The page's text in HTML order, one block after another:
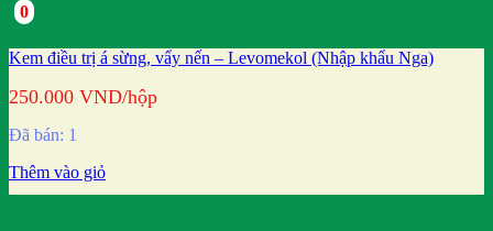
0
Kem điều trị á sừng, vẩy nến – Levomekol (Nhập khẩu Nga)
250.000 VND/hộp
Đã bán: 1
Thêm vào giỏ